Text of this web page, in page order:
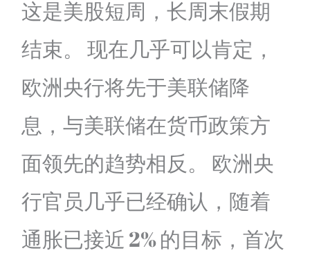
这是美股短周，长周末假期
结束。 现在几乎可以肯定，
欧洲央行将先于美联储降
息，与美联储在货币政策方
面领先的趋势相反。 欧洲央
行官员几乎已经确认，随着
通胀已接近 2% 的目标，首次